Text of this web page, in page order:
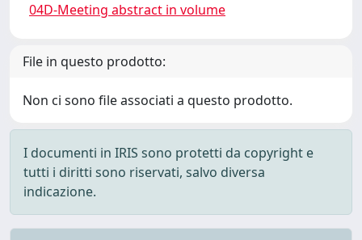
04D-Meeting abstract in volume
File in questo prodotto:
Non ci sono file associati a questo prodotto.
I documenti in IRIS sono protetti da copyright e
tutti i diritti sono riservati, salvo diversa
indicazione.